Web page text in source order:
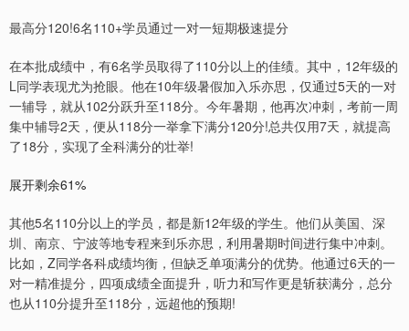
最高分120!6名110+学员通过一对一短期极速提分
在本批成绩中，有6名学员取得了110分以上的佳绩。其中，12年级的
L同学表现尤为抢眼。他在10年级暑假加入乐亦思，仅通过5天的一对
一辅导，就从102分跃升至118分。今年暑期，他再次冲刺，考前一周
集中辅导2天，便从118分一举拿下满分120分!总共仅用7天，就提高
了18分，实现了全科满分的壮举!
展开剩余61%
其他5名110分以上的学员，都是新12年级的学生。他们从美国、深
圳、南京、宁波等地专程来到乐亦思，利用暑期时间进行集中冲刺。
比如，Z同学各科成绩均衡，但缺乏单项满分的优势。他通过6天的一
对一精准提分，四项成绩全面提升，听力和写作更是斩获满分，总分
也从110分提升至118分，远超他的预期!